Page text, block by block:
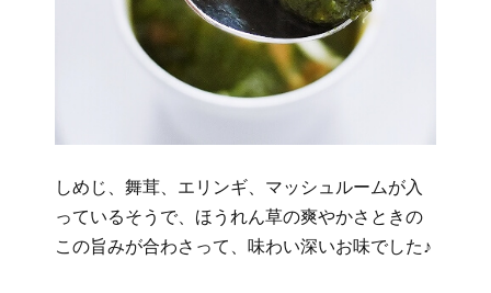
しめじ、舞茸、エリンギ、マッシュルームが入
っているそうで、ほうれん草の爽やかさときの
この旨みが合わさって、味わい深いお味でした♪